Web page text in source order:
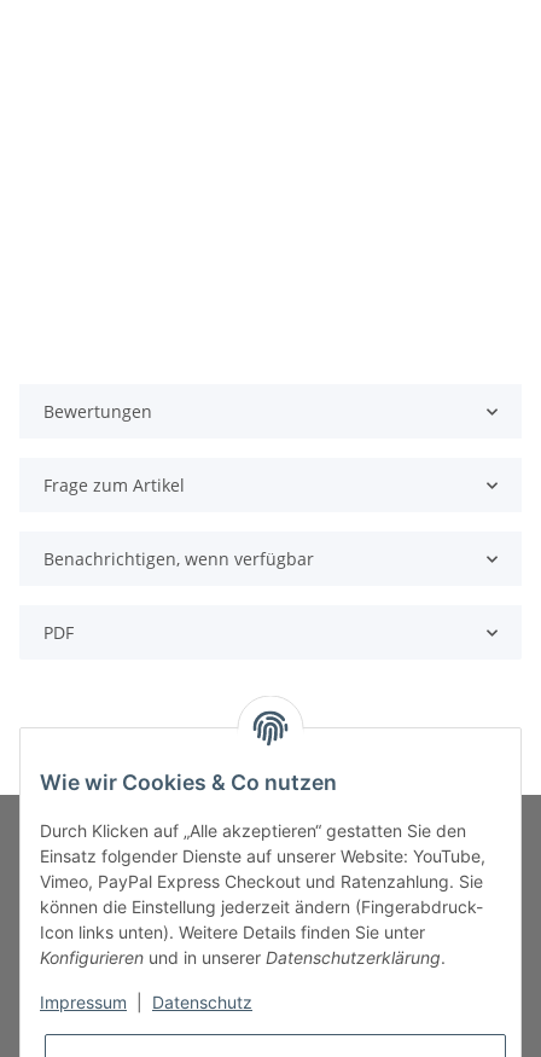
Bewertungen
Frage zum Artikel
Benachrichtigen, wenn verfügbar
PDF
MARKENWELT
SERVICE
INFORMATIONEN
Wie wir Cookies & Co nutzen
Durch Klicken auf „Alle akzeptieren“ gestatten Sie den
Einsatz folgender Dienste auf unserer Website: YouTube,
Vimeo, PayPal Express Checkout und Ratenzahlung. Sie
können die Einstellung jederzeit ändern (Fingerabdruck-
Icon links unten). Weitere Details finden Sie unter
Konfigurieren und in unserer Datenschutzerklärung.
Impressum Datenschutz